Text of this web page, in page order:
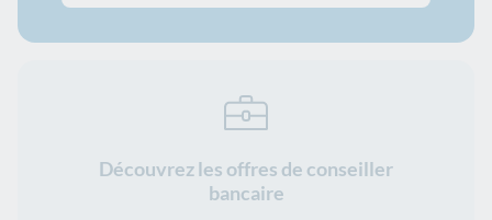
Découvrez les offres de conseiller
bancaire